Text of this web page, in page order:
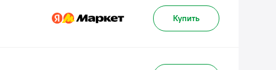
Купить